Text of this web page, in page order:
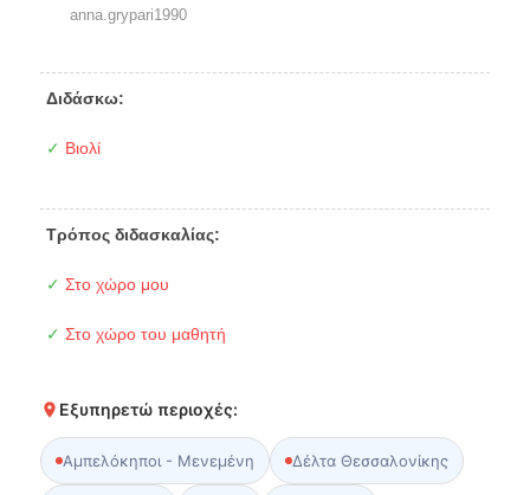
anna.grypari1990
Διδάσκω:
✓ Βιολί
Τρόπος διδασκαλίας:
✓ Στο χώρο μου
✓ Στο χώρο του μαθητή
Εξυπηρετώ περιοχές:
Αμπελόκηποι - Μενεμένη Δέλτα Θεσσαλονίκης